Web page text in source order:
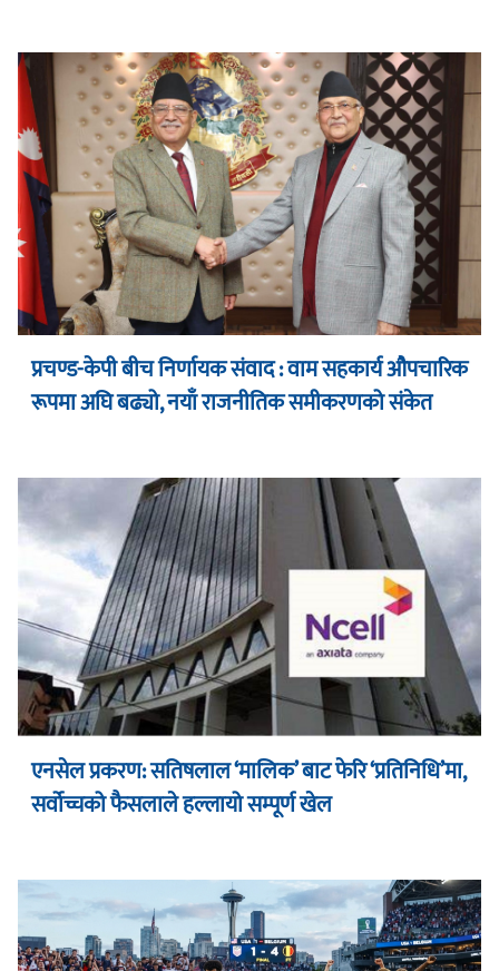
प्रचण्ड-केपी बीच निर्णायक संवाद : वाम सहकार्य औपचारिक
रूपमा अघि बढ्यो, नयाँ राजनीतिक समीकरणको संकेत
एनसेल प्रकरण: सतिषलाल ‘मालिक’ बाट फेरि ‘प्रतिनिधि’मा,
सर्वोच्चको फैसलाले हल्लायो सम्पूर्ण खेल